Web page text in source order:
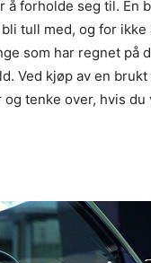
forholde seg til. En
tull med, og for ikke
som har regnet på
Ved kjøp av en
tenke over, hvis du